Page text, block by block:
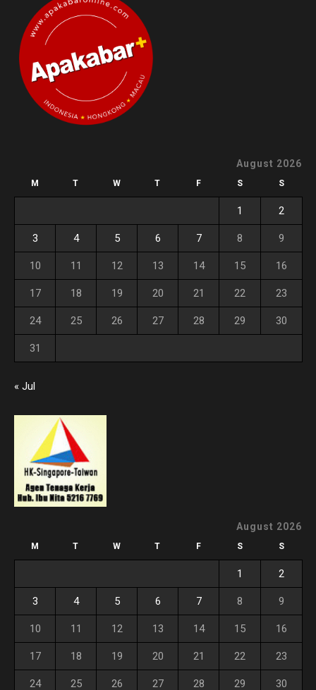
August 2026
M T W T F S S
1 2
3 4 5 6 7 8 9
10 11 12 13 14 15 16
17 18 19 20 21 22 23
24 25 26 27 28 29 30
31
« Jul
August 2026
M T W T F S S
1 2
3 4 5 6 7 8 9
10 11 12 13 14 15 16
17 18 19 20 21 22 23
24 25 26 27 28 29 30